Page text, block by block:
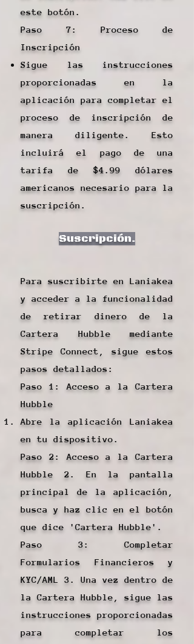
este botón.
Paso 7: Proceso de
Inscripción
Sigue las instrucciones
proporcionadas en la
aplicación para completar el
proceso de inscripción de
manera diligente. Esto
incluirá el pago de una
tarifa de $4.99 dólares
americanos necesario para la
suscripción.
Suscripción.
Para suscribirte en Laniakea
y acceder a la funcionalidad
de retirar dinero de la
Cartera Hubble mediante
Stripe Connect, sigue estos
pasos detallados:
Paso 1: Acceso a la Cartera
Hubble
Abre la aplicación Laniakea
en tu dispositivo.
Paso 2: Acceso a la Cartera
Hubble 2. En la pantalla
principal de la aplicación,
busca y haz clic en el botón
que dice 'Cartera Hubble'.
Paso 3: Completar
Formularios Financieros y
KYC/AML 3. Una vez dentro de
la Cartera Hubble, sigue las
instrucciones proporcionadas
para completar los